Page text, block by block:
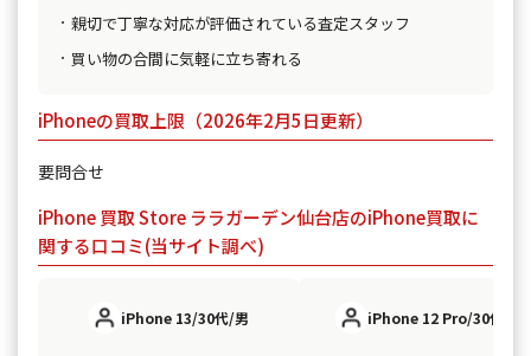
親切で丁寧な対応が評価されている査定スタッフ
買い物の合間に気軽に立ち寄れる
iPhoneの買取上限（2026年2月5日更新）
要問合せ
iPhone 買取 Store ララガーデン仙台店のiPhone買取に
関する口コミ(当サイト調べ)
iPhone 13/30代/男 iPhone 12 Pro/30代/女